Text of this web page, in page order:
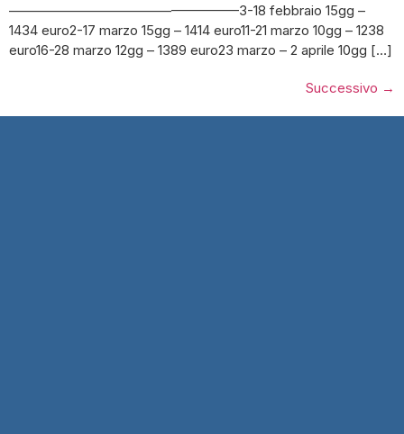
—————————————————3-18 febbraio 15gg –
1434 euro2-17 marzo 15gg – 1414 euro11-21 marzo 10gg – 1238
euro16-28 marzo 12gg – 1389 euro23 marzo – 2 aprile 10gg […]
Successivo →